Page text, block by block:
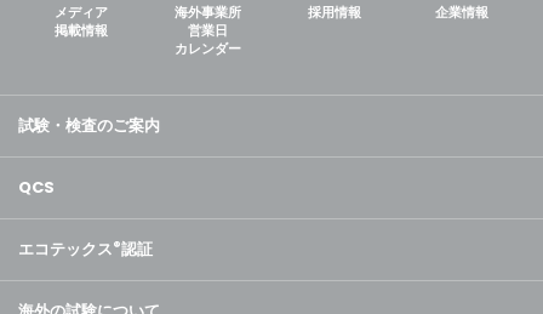
メディア
掲載情報
海外事業所
営業日
カレンダー
採用情報 企業情報
試験・検査のご案内
QCS
エコテックス®認証